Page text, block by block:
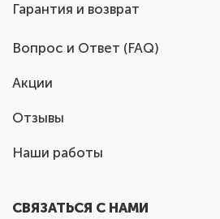
Гарантия и возврат
Вопрос и Ответ (FAQ)
Акции
Отзывы
Наши работы
СВЯЗАТЬСЯ С НАМИ